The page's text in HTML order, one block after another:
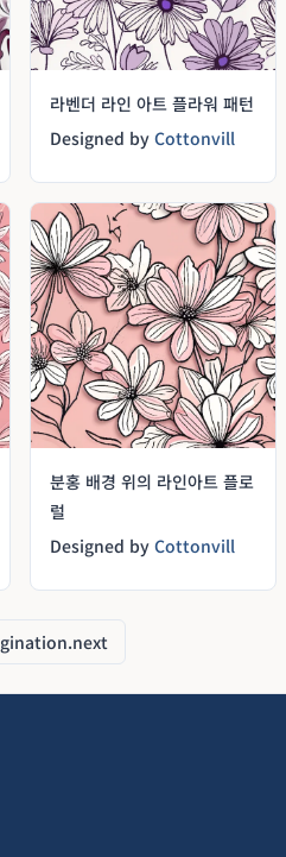
라벤더 라인 아트 플라워 패턴
Designed by Cottonvill
분홍 배경 위의 라인아트 플로
럴
Designed by Cottonvill